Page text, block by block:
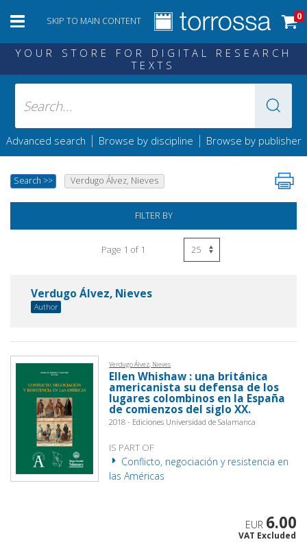
SKIP TO MAIN CONTENT 0
YOUR STORE FOR DIGITAL RESEARCH
TEXTS
Advanced search | Browse by discipline | Browse by publisher
Search >> Verdugo Álvez, Nieves
FILTER BY
Page 1 of 1
Verdugo Álvez, Nieves
Author
Verdugo Álvez, Nieves
Ellen Whishaw : una británica
americanista su defensa de los
lugares colombinos en la España
de comienzos del siglo XX.
2018 - Ediciones Universidad de Salamanca
IS PART OF
Conflicto, negociación y resistencia en
las Américas
EUR 6.00
VAT Excluded